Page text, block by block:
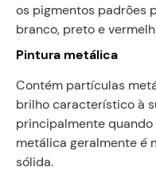
os pigmentos padrões
branco, preto e
Pintura metálica
Contém partículas
brilho característico à
principalmente quando
metálica geralmente é
sólida.